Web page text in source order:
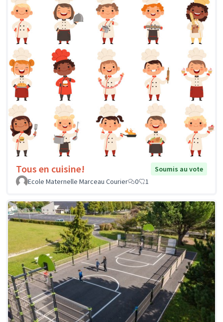
Tous en cuisine!
Soumis au vote
Ecole Maternelle Marceau Courier
0 1